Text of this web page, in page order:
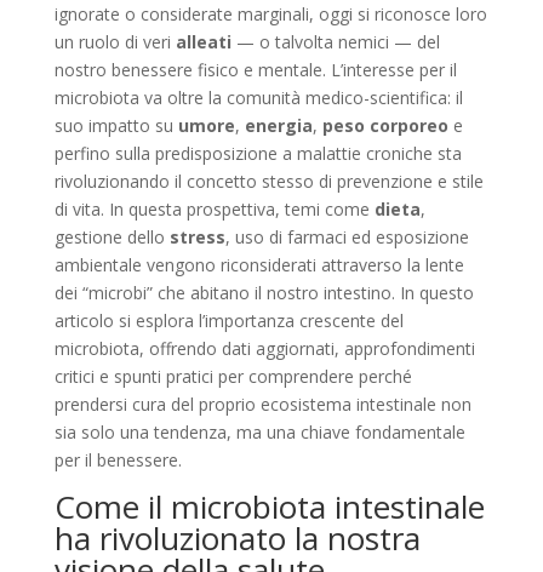
ignorate o considerate marginali, oggi si riconosce loro
un ruolo di veri alleati — o talvolta nemici — del
nostro benessere fisico e mentale. L’interesse per il
microbiota va oltre la comunità medico-scientifica: il
suo impatto su umore, energia, peso corporeo e
perfino sulla predisposizione a malattie croniche sta
rivoluzionando il concetto stesso di prevenzione e stile
di vita. In questa prospettiva, temi come dieta,
gestione dello stress, uso di farmaci ed esposizione
ambientale vengono riconsiderati attraverso la lente
dei “microbi” che abitano il nostro intestino. In questo
articolo si esplora l’importanza crescente del
microbiota, offrendo dati aggiornati, approfondimenti
critici e spunti pratici per comprendere perché
prendersi cura del proprio ecosistema intestinale non
sia solo una tendenza, ma una chiave fondamentale
per il benessere.
Come il microbiota intestinale
ha rivoluzionato la nostra